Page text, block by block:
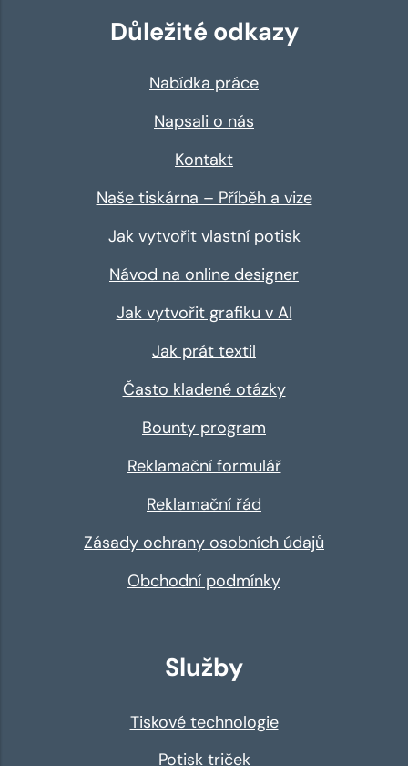
Důležité odkazy
Nabídka práce
Napsali o nás
Kontakt
Naše tiskárna – Příběh a vize
Jak vytvořit vlastní potisk
Návod na online designer
Jak vytvořit grafiku v AI
Jak prát textil
Často kladené otázky
Bounty program
Reklamační formulář
Reklamační řád
Zásady ochrany osobních údajů
Obchodní podmínky
Služby
Tiskové technologie
Potisk triček